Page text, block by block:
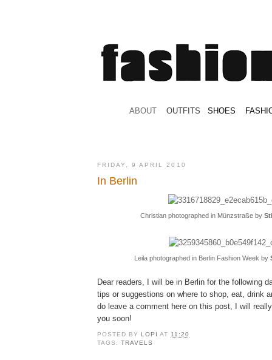
ABOUT OUTFITS SHOES
FRIDAY, 9 APRIL 2010
In Berlin
Christian photographed in Münzstraße by
Leila photographed in Berlin Fashion Week by
Dear readers, I will be in Berlin for the following
tips or suggestions on where to shop, eat, drink
do leave a comment here on this post, I will
you soon!
POSTED BY LOPIAT11:20
TAGS:TRAVELS